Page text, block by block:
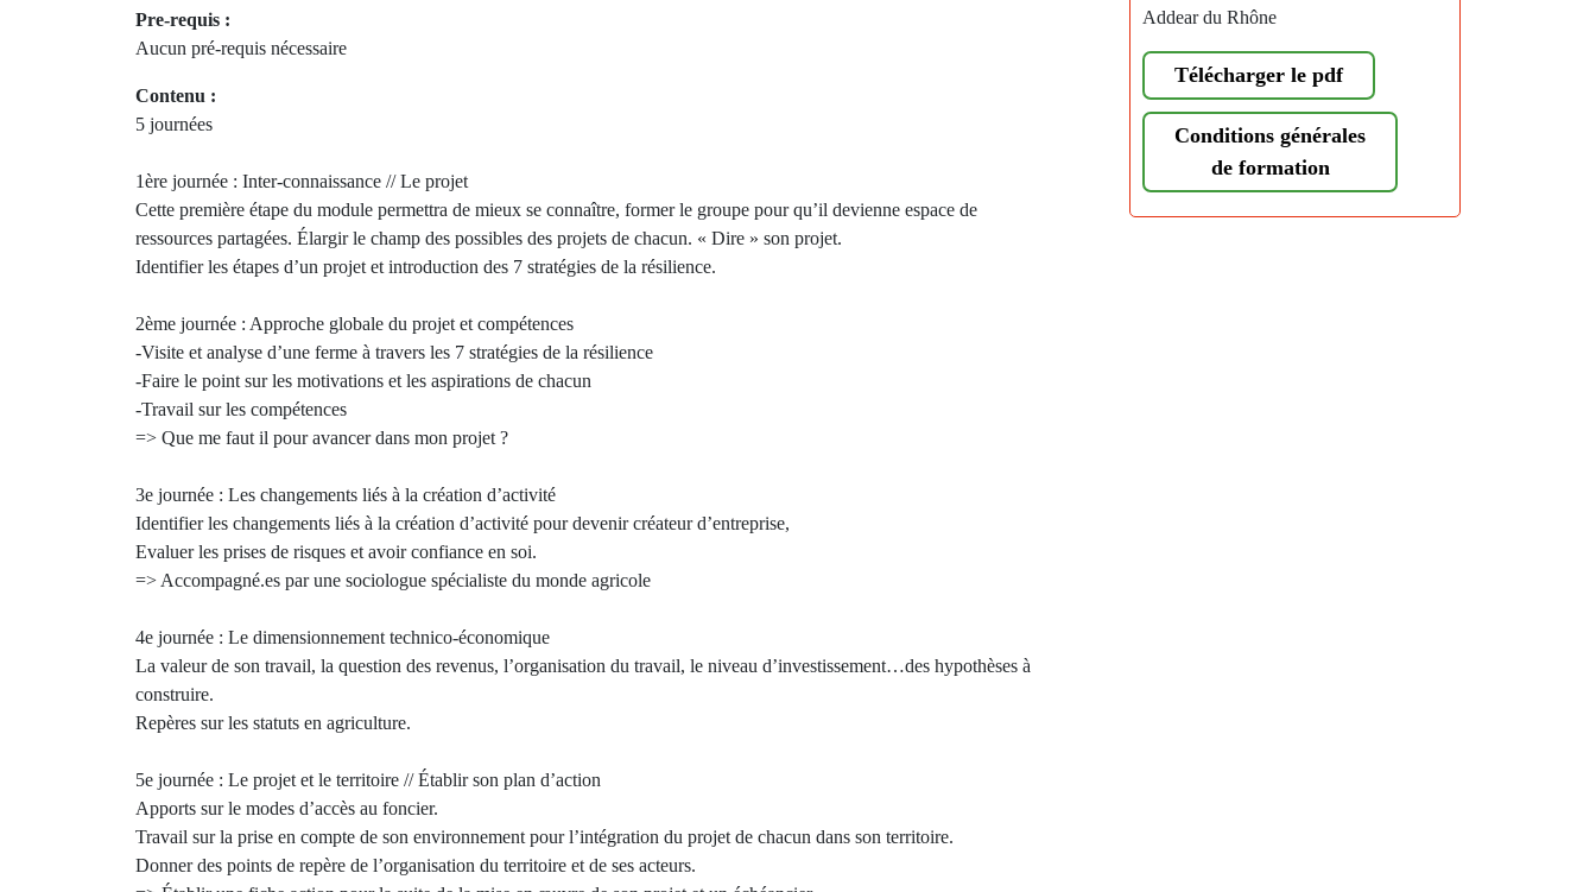
Pre-requis :
Aucun pré-requis nécessaire
Contenu :
5 journées
1ère journée : Inter-connaissance // Le projet
Cette première étape du module permettra de mieux se connaître, former le groupe pour qu’il devienne espace de
ressources partagées. Élargir le champ des possibles des projets de chacun. « Dire » son projet.
Identifier les étapes d’un projet et introduction des 7 stratégies de la résilience.
2ème journée : Approche globale du projet et compétences
-Visite et analyse d’une ferme à travers les 7 stratégies de la résilience
-Faire le point sur les motivations et les aspirations de chacun
-Travail sur les compétences
=> Que me faut il pour avancer dans mon projet ?
3e journée : Les changements liés à la création d’activité
Identifier les changements liés à la création d’activité pour devenir créateur d’entreprise,
Evaluer les prises de risques et avoir confiance en soi.
=> Accompagné.es par une sociologue spécialiste du monde agricole
4e journée : Le dimensionnement technico-économique
La valeur de son travail, la question des revenus, l’organisation du travail, le niveau d’investissement…des hypothèses à
construire.
Repères sur les statuts en agriculture.
5e journée : Le projet et le territoire // Établir son plan d’action
Apports sur le modes d’accès au foncier.
Travail sur la prise en compte de son environnement pour l’intégration du projet de chacun dans son territoire.
Donner des points de repère de l’organisation du territoire et de ses acteurs.
Addear du Rhône
Télécharger le pdf
Conditions générales
de formation